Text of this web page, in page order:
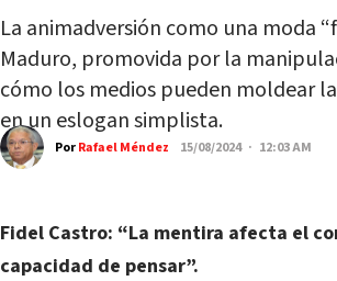
La animadversión como una moda
Maduro, promovida por la
cómo los medios pueden moldear
en un eslogan simplista.
PorRafael Méndez 15/08/2024 · 12:03 AM
Fidel Castro: “La mentira afecta el
capacidad de pensar”.